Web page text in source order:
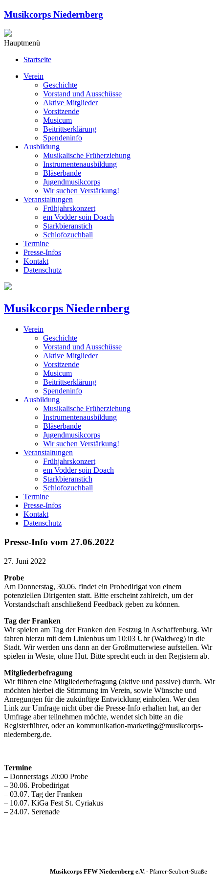
Musikcorps Niedernberg
Hauptmenü
Startseite
Verein
Geschichte
Vorstand und Ausschüsse
Aktive Mitglieder
Vorsitzende
Musicum
Beitrittserklärung
Spendeninfo
Ausbildung
Musikalische Früherziehung
Instrumentenausbildung
Bläserbande
Jugendmusikcorps
Wir suchen Verstärkung!
Veranstaltungen
Frühjahrskonzert
em Vodder soin Doach
Starkbieranstich
Schlofozuchball
Termine
Presse-Infos
Kontakt
Datenschutz
Musikcorps Niedernberg
Verein
Geschichte
Vorstand und Ausschüsse
Aktive Mitglieder
Vorsitzende
Musicum
Beitrittserklärung
Spendeninfo
Ausbildung
Musikalische Früherziehung
Instrumentenausbildung
Bläserbande
Jugendmusikcorps
Wir suchen Verstärkung!
Veranstaltungen
Frühjahrskonzert
em Vodder soin Doach
Starkbieranstich
Schlofozuchball
Termine
Presse-Infos
Kontakt
Datenschutz
Presse-Info vom 27.06.2022
27. Juni 2022
Probe
Am Donnerstag, 30.06. findet ein Probedirigat von einem
potenziellen Dirigenten statt. Bitte erscheint zahlreich, um der
Vorstandschaft anschließend Feedback geben zu können.
Tag der Franken
Wir spielen am Tag der Franken den Festzug in Aschaffenburg. Wir
fahren hierzu mit dem Linienbus um 10:03 Uhr (Waldweg) in die
Stadt. Wir werden uns dann an der Großmutterwiese aufstellen. Wir
spielen in Weste, ohne Hut. Bitte sprecht euch in den Registern ab.
Mitgliederbefragung
Wir führen eine Mitgliederbefragung (aktive und passive) durch. Wir
möchten hierbei die Stimmung im Verein, sowie Wünsche und
Anregungen für die zukünftige Entwicklung einholen. Wer den
Link zur Umfrage nicht über die Presse-Info erhalten hat, an der
Umfrage aber teilnehmen möchte, wendet sich bitte an die
Registerführer, oder an kommunikation-marketing@musikcorps-
niedernberg.de.
Termine
– Donnerstags 20:00 Probe
– 30.06. Probedirigat
– 03.07. Tag der Franken
– 10.07. KiGa Fest St. Cyriakus
– 24.07. Serenade
Musikcorps FFW Niedernberg e.V. - Pfarrer-Seubert-Straße